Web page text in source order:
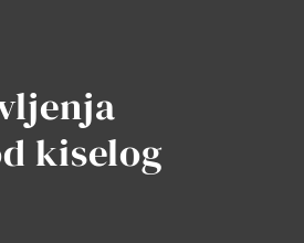
kiselog